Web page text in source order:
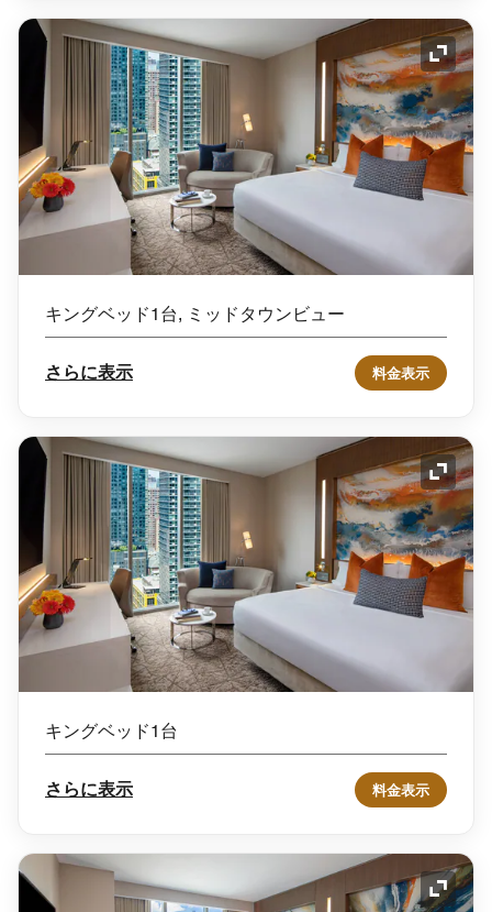
アイ
キングベッド1台, ミッドタウンビュー
さらに表示 料金表示
アイ
キングベッド1台
さらに表示 料金表示
アイ